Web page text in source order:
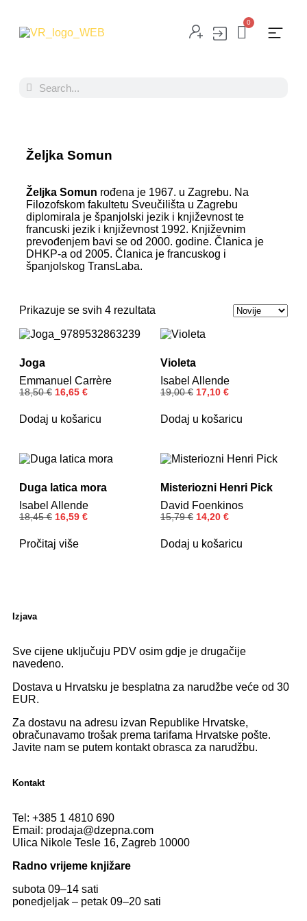
0
Željka Somun
Željka Somun rođena je 1967. u Zagrebu. Na
Filozofskom fakultetu Sveučilišta u Zagrebu
diplomirala je španjolski jezik i književnost te
francuski jezik i književnost 1992. Književnim
prevođenjem bavi se od 2000. godine. Članica je
DHKP-a od 2005. Članica je francuskog i
španjolskog TransLaba.
Prikazuje se svih 4 rezultata
Joga
Emmanuel Carrère
18,50€ 16,65 €
Dodaj u košaricu
Violeta
Isabel Allende
19,00€ 17,10 €
Dodaj u košaricu
Duga latica mora
Isabel Allende
18,45€ 16,59 €
Pročitaj više
Misteriozni Henri Pick
David Foenkinos
15,79€ 14,20 €
Dodaj u košaricu
Izjava
Sve cijene uključuju PDV osim gdje je drugačije
navedeno.
Dostava u Hrvatsku je besplatna za narudžbe veće od 30
EUR.
Za dostavu na adresu izvan Republike Hrvatske,
obračunavamo trošak prema tarifama Hrvatske pošte.
Javite nam se putem kontakt obrasca za narudžbu.
Kontakt
Tel: +385 1 4810 690
Email: prodaja@dzepna.com
Ulica Nikole Tesle 16, Zagreb 10000
Radno vrijeme knjižare
subota 09–14 sati
ponedjeljak – petak 09–20 sati